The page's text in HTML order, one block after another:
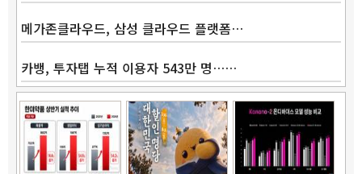
메가존클라우드, 삼성 클라우드 플랫폼…
카뱅, 투자탭 누적 이용자 543만 명……